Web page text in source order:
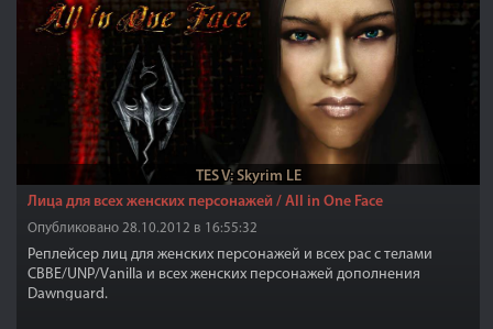
TES V: Skyrim LE
Лица для всех женских персонажей / All in One Face
Опубликовано 28.10.2012 в 16:55:32
Реплейсер лиц для женских персонажей и всех рас с телами
СВВЕ/UNP/Vanilla и всех женских персонажей дополнения
Dawnguard.